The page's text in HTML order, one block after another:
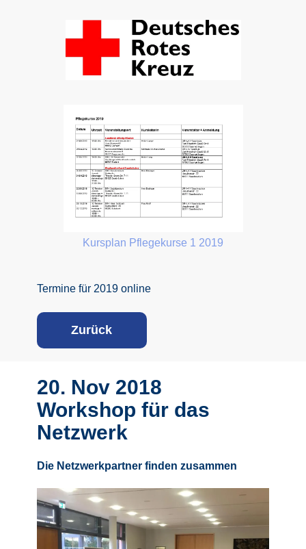
Kursplan Pflegekurse 1 2019
Termine für 2019 online
Zurück
20. Nov 2018
Workshop für das
Netzwerk
Die Netzwerkpartner finden zusammen